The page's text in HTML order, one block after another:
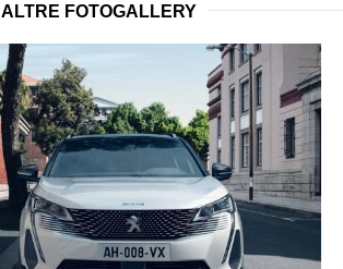
ALTRE FOTOGALLERY